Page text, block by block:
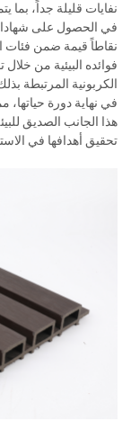
نفايات قليلة جداً، بما
نقاطاً قيمة ضمن فئات
فوائده البيئية من
الكربونية المرتبطة
في نهاية دورة حياتها،
هذا الجانب الصديق
تحقيق أهدافها في